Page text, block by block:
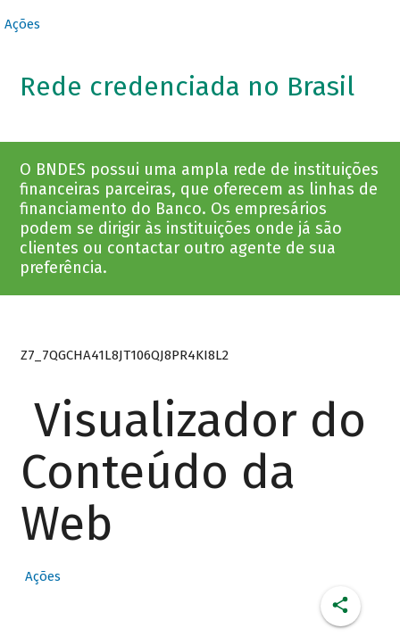
Ações
Rede credenciada no Brasil
O BNDES possui uma ampla rede de instituições
financeiras parceiras, que oferecem as linhas de
financiamento do Banco. Os empresários
podem se dirigir às instituições onde já são
clientes ou contactar outro agente de sua
preferência.
Z7_7QGCHA41L8JT106QJ8PR4KI8L2
Visualizador do
Conteúdo da
Web
Ações